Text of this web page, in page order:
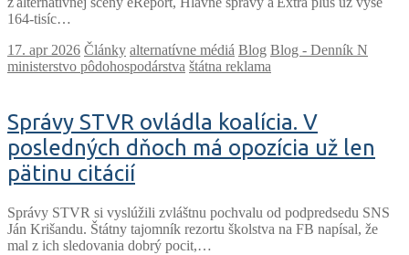
164-tisíc…
Články alternatívne médiá Blog Blog - Denník N
ministerstvo pôdohospodárstva štátna reklama
Správy STVR ovládla koalícia. V
posledných dňoch má opozícia už len
pätinu citácií
Správy STVR si vyslúžili zvláštnu pochvalu od podpredsedu SNS
Ján Krišandu. Štátny tajomník rezortu školstva na FB napísal, že
mal z ich sledovania dobrý pocit,…